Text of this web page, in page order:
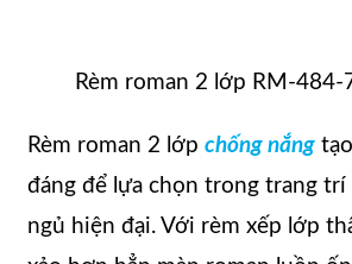
Rèm roman 2 lớp RM-
Rèm roman 2 lớp chống nắng
đáng để lựa chọn trong trang
ngủ hiện đại. Với rèm xếp lớp